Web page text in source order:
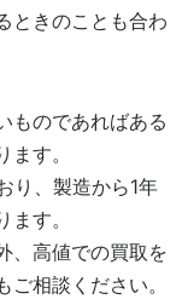
ときのことも合わ
ものであればある
す。
り、製造から1年
す。
、高値での買取を
相談ください。